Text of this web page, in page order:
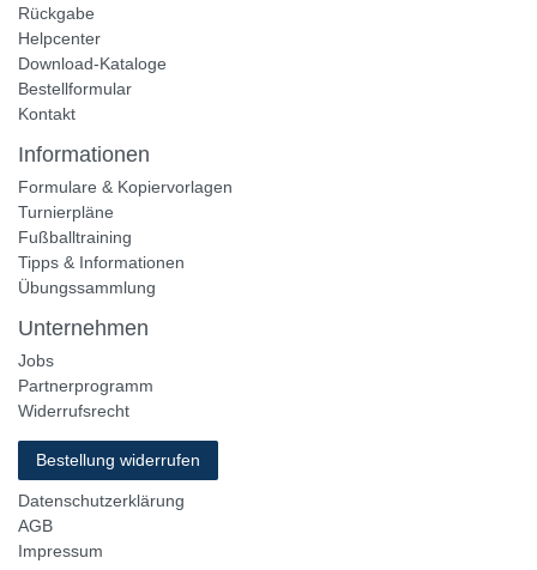
Rückgabe
Helpcenter
Download-Kataloge
Bestellformular
Kontakt
Informationen
Formulare & Kopiervorlagen
Turnierpläne
Fußballtraining
Tipps & Informationen
Übungssammlung
Unternehmen
Jobs
Partnerprogramm
Widerrufsrecht
Bestellung widerrufen
Datenschutzerklärung
AGB
Impressum